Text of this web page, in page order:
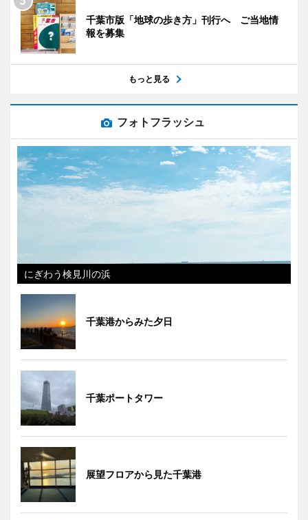
千葉市版「地球の歩き方」刊行へ ご当地情
報を募集
もっと見る
フォトフラッシュ
にぎわう検見川の浜
千葉港からみた夕日
千葉ポートタワー
展望フロアから見た千葉港